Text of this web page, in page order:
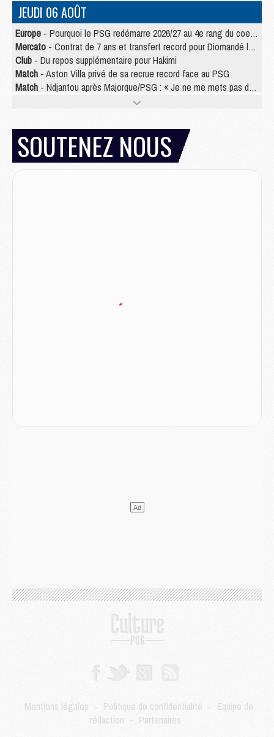
JEUDI 06 AOÛT
Europe - Pourquoi le PSG redémarre 2026/27 au 4e rang du coefficient UEFA
Mercato - Contrat de 7 ans et transfert record pour Diomandé loin du PSG
Club - Du repos supplémentaire pour Hakimi
Match - Aston Villa privé de sa recrue record face au PSG
Match - Ndjantou après Majorque/PSG : « Je ne me mets pas de plafond »
- La deuxième recrue du PSG arrive
Match- Rafel Pol « touché » par l'hommage reçu avant Majorque/PSG
Match- Majorque/PSG (3-0), les performances individuelles
Match- Luis Enrique : « On attend le retour de nos internationaux »
- Le PSG officialise un quatrième prêt
Mercato- Vu d'Italie, le transfert de Suzuki au PSG est bien engagé
Mercato- Ferran Torres ne serait pas à vendre, mais...
- Gros coup dur pour Aston Villa avant de croiser le PSG
- [MAJ] Le PSG a fait une grosse offre à Parme pour Suzuki
- Après Pacho, d'autres retours en vue
Mercato- Changement de dernière minute pour Kolo Muani
SOUTENEZ NOUS
Mentions légales - Politique de confidentialité - Équipe de
rédaction - Partenaires